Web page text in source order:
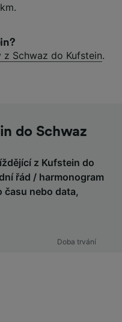
z Schwaz do Kufstein.
do Schwaz
z Kufstein do
řád / harmonogram
času nebo data,
Doba trvání